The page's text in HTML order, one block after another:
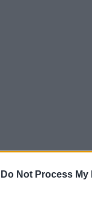
Do Not Process